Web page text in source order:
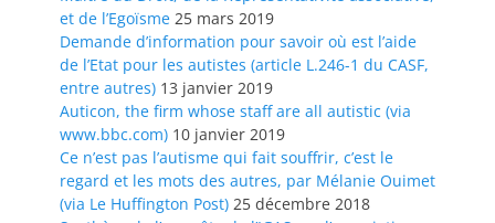
et de l’Egoïsme 25 mars 2019
Demande d’information pour savoir où est l’aide
de l’Etat pour les autistes (article L.246-1 du CASF,
entre autres) 13 janvier 2019
Auticon, the firm whose staff are all autistic (via
www.bbc.com) 10 janvier 2019
Ce n’est pas l’autisme qui fait souffrir, c’est le
regard et les mots des autres, par Mélanie Ouimet
(via Le Huffington Post) 25 décembre 2018